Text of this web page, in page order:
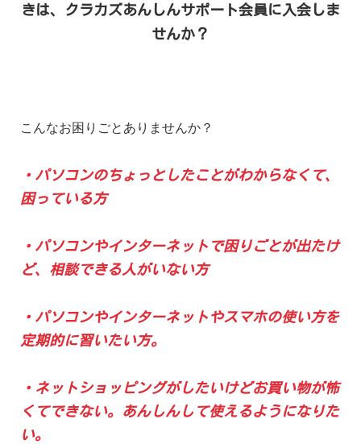
きは、クラカズあんしんサポート会員に入会しま
せんか？
こんなお困りごとありませんか？
・パソコンのちょっとしたことがわからなくて、
困っている方
・パソコンやインターネットで困りごとが出たけ
ど、相談できる人がいない方
・パソコンやインターネットやスマホの使い方を
定期的に習いたい方。
・ネットショッピングがしたいけどお買い物が怖
くてできない。あんしんして使えるようになりた
い。